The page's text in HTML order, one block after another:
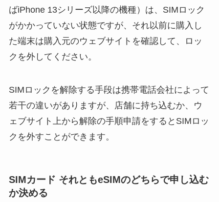
ばiPhone 13シリーズ以降の機種）は、SIMロック
がかかっていない状態ですが、それ以前に購入し
た端末は購入元のウェブサイトを確認して、ロッ
クを外してください。
SIMロックを解除する手段は携帯電話会社によって
若干の違いがありますが、店舗に持ち込むか、ウ
ェブサイト上から解除の手順申請をするとSIMロッ
クを外すことができます。
SIMカード それともeSIMのどちらで申し込む
か決める